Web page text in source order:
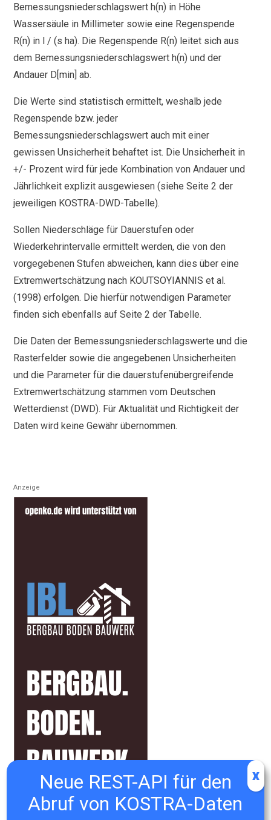
Bemessungsniederschlagswert h(n) in Höhe
Wassersäule in Millimeter sowie eine Regenspende
R(n) in l / (s ha). Die Regenspende R(n) leitet sich aus
dem Bemessungsniederschlagswert h(n) und der
Andauer D[min] ab.
Die Werte sind statistisch ermittelt, weshalb jede
Regenspende bzw. jeder
Bemessungsniederschlagswert auch mit einer
gewissen Unsicherheit behaftet ist. Die Unsicherheit in
+/- Prozent wird für jede Kombination von Andauer und
Jährlichkeit explizit ausgewiesen (siehe Seite 2 der
jeweiligen KOSTRA-DWD-Tabelle).
Sollen Niederschläge für Dauerstufen oder
Wiederkehrintervalle ermittelt werden, die von den
vorgegebenen Stufen abweichen, kann dies über eine
Extremwertschätzung nach KOUTSOYIANNIS et al.
(1998) erfolgen. Die hierfür notwendigen Parameter
finden sich ebenfalls auf Seite 2 der Tabelle.
Die Daten der Bemessungsniederschlagswerte und die
Rasterfelder sowie die angegebenen Unsicherheiten
und die Parameter für die dauerstufenübergreifende
Extremwertschätzung stammen vom Deutschen
Wetterdienst (DWD). Für Aktualität und Richtigkeit der
Daten wird keine Gewähr übernommen.
Anzeige
Neue REST-API für den
Abruf von KOSTRA-Daten
x